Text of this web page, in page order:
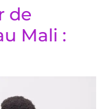
de
Mali :